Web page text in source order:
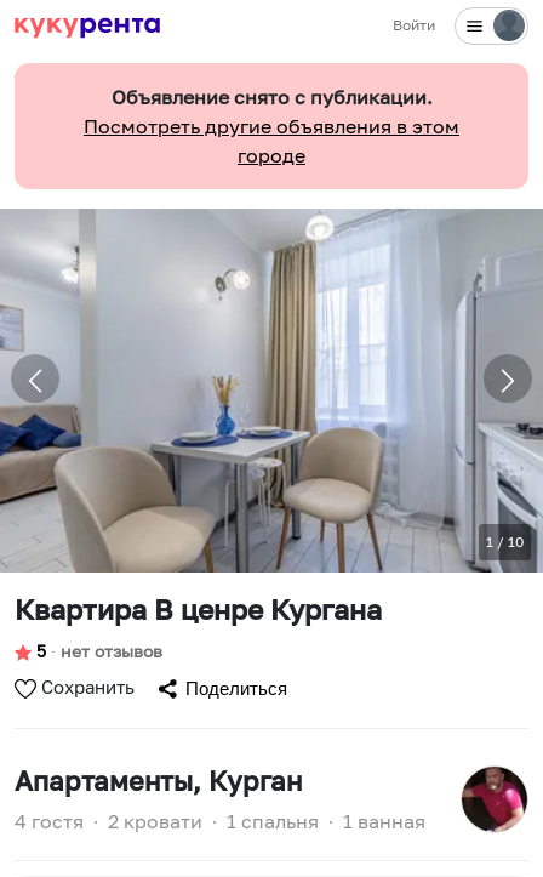
Войти
Объявление снято с публикации.
Посмотреть другие объявления в этом
городе
1 / 10
Квартира В ценре Кургана
5 ∙ нет отзывов
Сохранить Поделиться
Апартаменты, Курган
4 гостя ∙ 2 кровати ∙ 1 спальня ∙ 1 ванная